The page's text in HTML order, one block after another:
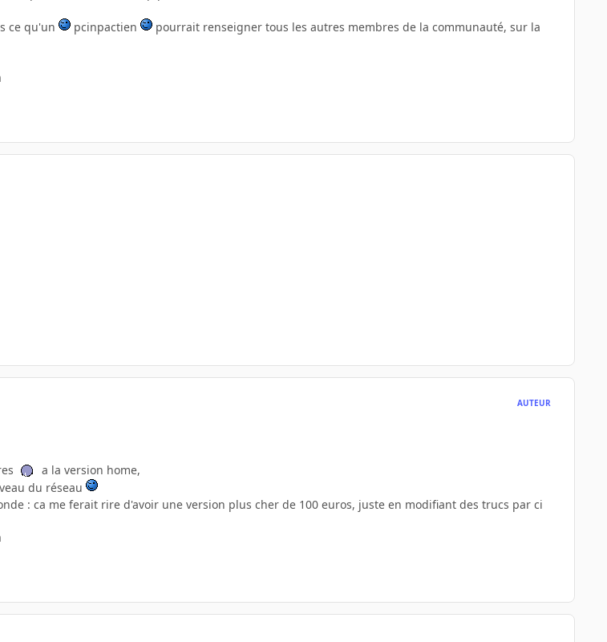
ce qu'un
pcinpactien
pourrait renseigner tous les autres membres de la communauté, sur la
AUTEUR
a la version home,
du réseau
: ca me ferait rire d'avoir une version plus cher de 100 euros, juste en modifiant des trucs par ci